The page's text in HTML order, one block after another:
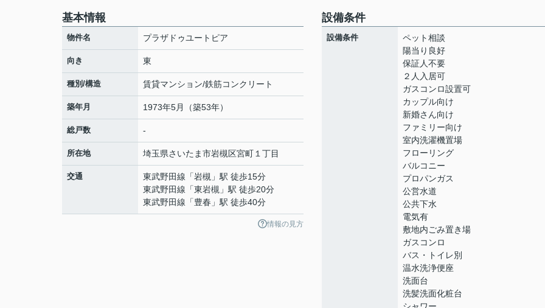
基本情報
物件名 プラザドゥユートピア
向き 東
種別/構造 賃貸マンション/鉄筋コンクリート
築年月 1973年5月（築53年）
総戸数 -
所在地 埼玉県さいたま市岩槻区宮町 １丁目
交通 東武野田線 「岩槻 」駅 徒歩15分
東武野田線 「東岩槻 」駅 徒歩20分
東武野田線 「豊春 」駅 徒歩40分
情報の見方
設備条件
設備条件
ペット相談
陽当り良好
保証人不要
２人入居可
ガスコンロ設置可
カップル向け
新婚さん向け
ファミリー向け
室内洗濯機置場
フローリング
バルコニー
プロパンガス
公営水道
公共下水
電気有
敷地内ごみ置き場
ガスコンロ
バス・トイレ別
温水洗浄便座
洗面台
洗髪洗面化粧台